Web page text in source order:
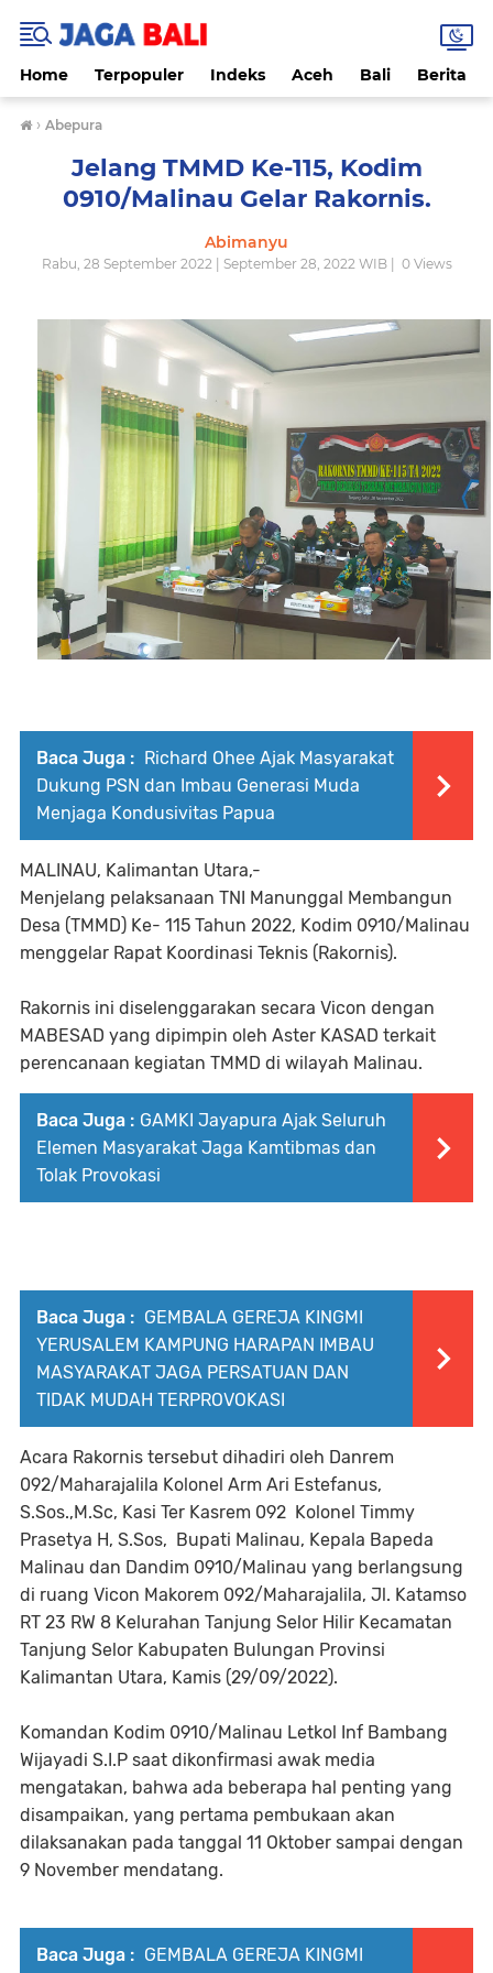
Home Terpopuler Indeks Aceh Bali Berita
› Abepura
Jelang TMMD Ke-115, Kodim
0910/Malinau Gelar Rakornis.
Abimanyu
Rabu, 28 September 2022 | September 28, 2022 WIB | 0Views
Baca Juga : Richard Ohee Ajak Masyarakat
Dukung PSN dan Imbau Generasi Muda
Menjaga Kondusivitas Papua
MALINAU, Kalimantan Utara,-
Menjelang pelaksanaan TNI Manunggal Membangun
Desa (TMMD) Ke- 115 Tahun 2022, Kodim 0910/Malinau
menggelar Rapat Koordinasi Teknis (Rakornis).
Rakornis ini diselenggarakan secara Vicon dengan
MABESAD yang dipimpin oleh Aster KASAD terkait
perencanaan kegiatan TMMD di wilayah Malinau.
Baca Juga : GAMKI Jayapura Ajak Seluruh
Elemen Masyarakat Jaga Kamtibmas dan
Tolak Provokasi
Baca Juga : GEMBALA GEREJA KINGMI
YERUSALEM KAMPUNG HARAPAN IMBAU
MASYARAKAT JAGA PERSATUAN DAN
TIDAK MUDAH TERPROVOKASI
Acara Rakornis tersebut dihadiri oleh Danrem
092/Maharajalila Kolonel Arm Ari Estefanus,
S.Sos.,M.Sc, Kasi Ter Kasrem 092 Kolonel Timmy
Prasetya H, S.Sos, Bupati Malinau, Kepala Bapeda
Malinau dan Dandim 0910/Malinau yang berlangsung
di ruang Vicon Makorem 092/Maharajalila, Jl. Katamso
RT 23 RW 8 Kelurahan Tanjung Selor Hilir Kecamatan
Tanjung Selor Kabupaten Bulungan Provinsi
Kalimantan Utara, Kamis (29/09/2022).
Komandan Kodim 0910/Malinau Letkol Inf Bambang
Wijayadi S.I.P saat dikonfirmasi awak media
mengatakan, bahwa ada beberapa hal penting yang
disampaikan, yang pertama pembukaan akan
dilaksanakan pada tanggal 11 Oktober sampai dengan
9 November mendatang.
Baca Juga : GEMBALA GEREJA KINGMI